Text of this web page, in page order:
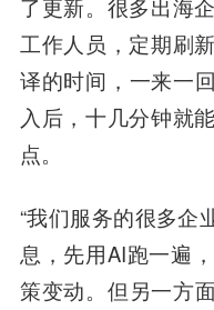
了更新。很多出海
工作人员，定期刷
译的时间，一来一
入后，十几分钟就
点。
“我们服务的很多企
息，先用AI跑一遍
策变动。但另一方